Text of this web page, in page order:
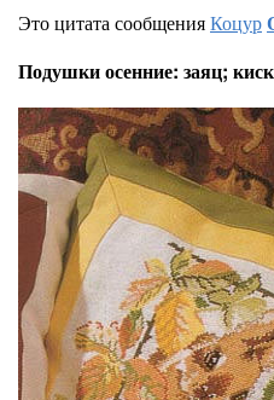
Это цитата сообщенияКоцур
Подушки осенние: заяц;